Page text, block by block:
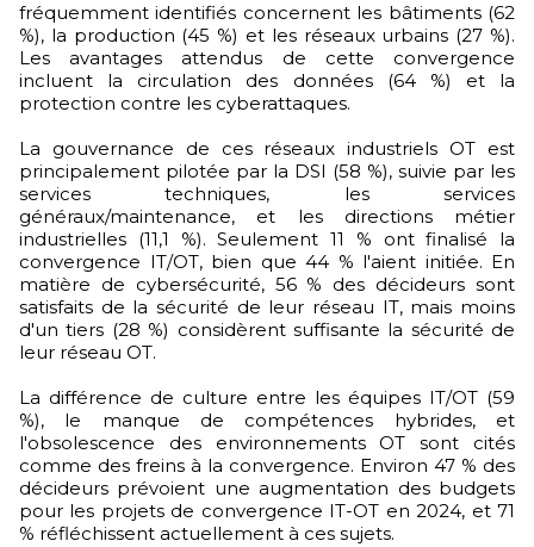
fréquemment identifiés concernent les bâtiments (62
%), la production (45 %) et les réseaux urbains (27 %).
Les avantages attendus de cette convergence
incluent la circulation des données (64 %) et la
protection contre les cyberattaques.
La gouvernance de ces réseaux industriels OT est
principalement pilotée par la DSI (58 %), suivie par les
services techniques, les services
généraux/maintenance, et les directions métier
industrielles (11,1 %). Seulement 11 % ont finalisé la
convergence IT/OT, bien que 44 % l'aient initiée. En
matière de cybersécurité, 56 % des décideurs sont
satisfaits de la sécurité de leur réseau IT, mais moins
d'un tiers (28 %) considèrent suffisante la sécurité de
leur réseau OT.
La différence de culture entre les équipes IT/OT (59
%), le manque de compétences hybrides, et
l'obsolescence des environnements OT sont cités
comme des freins à la convergence. Environ 47 % des
décideurs prévoient une augmentation des budgets
pour les projets de convergence IT-OT en 2024, et 71
% réfléchissent actuellement à ces sujets.